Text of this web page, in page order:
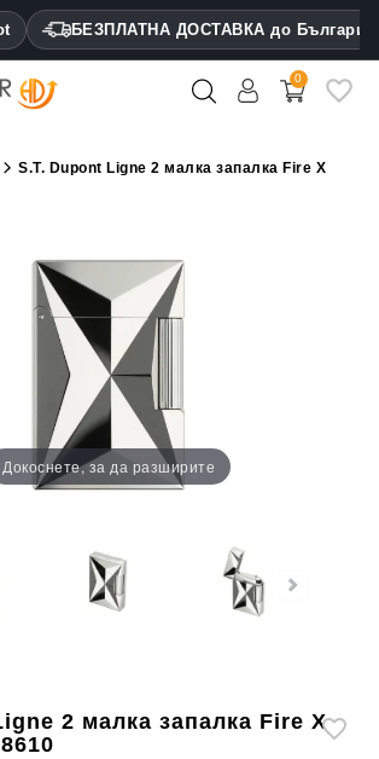
БЕЗПЛАТНА ДОСТАВКА до България
0
S.T. Dupont Ligne 2 малка запалка Fire X
Докоснете, за да разширите
2 малка запалка Fire X